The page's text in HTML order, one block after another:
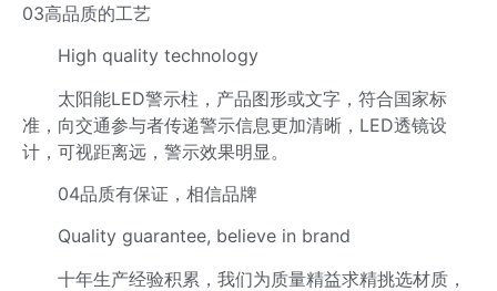
03高品质的工艺
High quality technology
太阳能LED警示柱，产品图形或文字，符合国家标
准，向交通参与者传递警示信息更加清晰，LED透镜设
计，可视距离远，警示效果明显。
04品质有保证，相信品牌
Quality guarantee, believe in brand
十年生产经验积累，我们为质量精益求精挑选材质，